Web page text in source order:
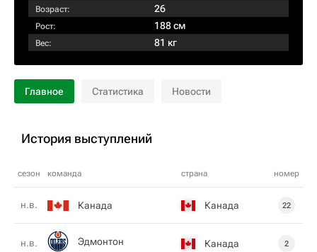
Возраст: 26
Рост: 188 см
Вес: 81 кг
Главное Статистика Новости
История выступлений
сезон команда страна номер
н.в. Канада Канада 22
н.в. Эдмонтон Канада 2